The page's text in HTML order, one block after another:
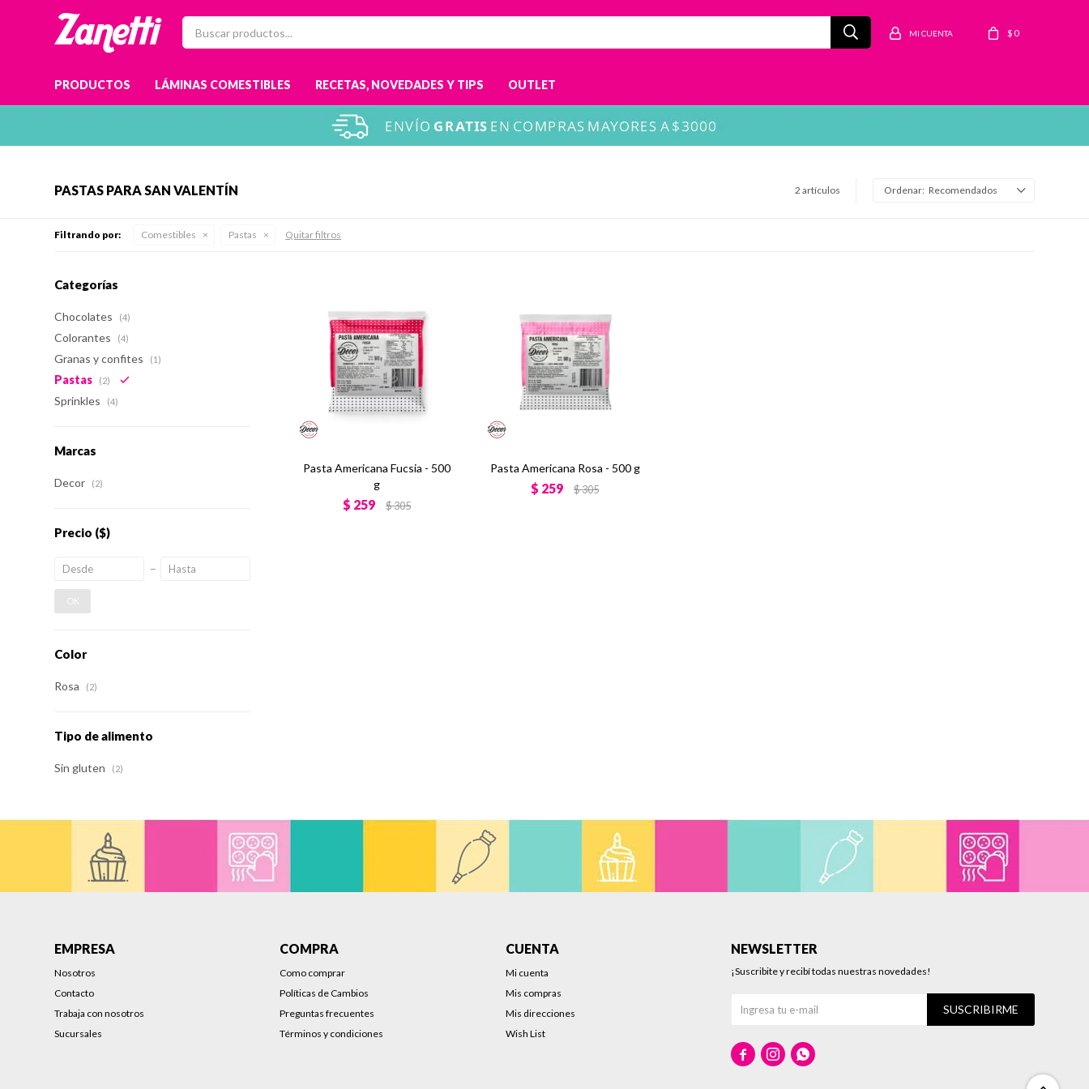
PRODUCTOS LÁMINAS COMESTIBLES RECETAS, NOVEDADES Y TIPS OUTLET
$ 0
PASTAS PARA SAN VALENTÍN 2 artículos Recomendados
Filtrando por: Comestibles Pastas Quitar filtros
Pasta Americana Fucsia - 500
g
$ 259 $305
Pasta Americana Rosa - 500 g
$ 259 $305
Categorías
Chocolates (4)
Colorantes (4)
Granas y confites (1)
Pastas (2)
Sprinkles (4)
Marcas
Decor (2)
Precio ($)
OK
Color
Rosa (2)
Tipo de alimento
Sin gluten (2)
EMPRESA
Nosotros
Contacto
Trabaja con nosotros
Sucursales
COMPRA
Como comprar
Políticas de Cambios
Preguntas frecuentes
Términos y condiciones
CUENTA
Mi cuenta
Mis compras
Mis direcciones
Wish List
NEWSLETTER
¡Suscribite y recibí todas nuestras novedades!
SUSCRIBIRME
  